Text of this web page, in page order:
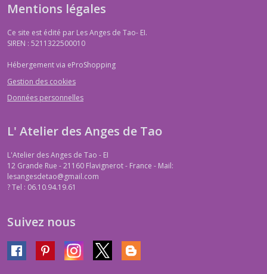
Mentions légales
Ce site est édité par Les Anges de Tao- EI.
SIREN : 5211322500010
Hébergement via eProShopping
Gestion des cookies
Données personnelles
L' Atelier des Anges de Tao
L'Atelier des Anges de Tao - EI
12 Grande Rue - 21160 Flavignerot - France - Mail:
lesangesdetao@gmail.com
?Tel : 06.10.94.19.61
Suivez nous